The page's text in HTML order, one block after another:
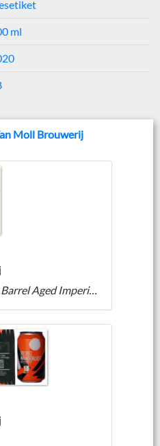
ml
Moll Brouwerij
Zoltan - Longmorn Barrel Aged Imperial Stout